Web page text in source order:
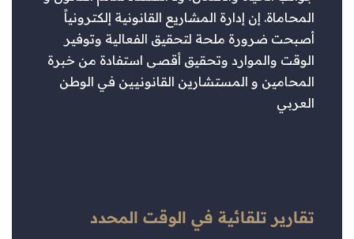
المحاماة. إن إدارة المشاريع القانونية إلكترونياً
أصبحت ضرورة ملحة لتحقيق الفعالية وتوفير
الوقت والموارد وتحقيق أقصى استفادة من خبرة
المحامين و المستشارين القانونيين في الوطن
العربي
تقارير تلقائية في الوقت المحدد